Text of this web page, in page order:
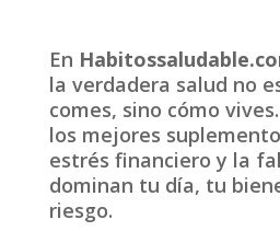
En
la verdadera salud no
comes, sino cómo
los mejores
estrés financiero y la
dominan tu día, tu
riesgo.